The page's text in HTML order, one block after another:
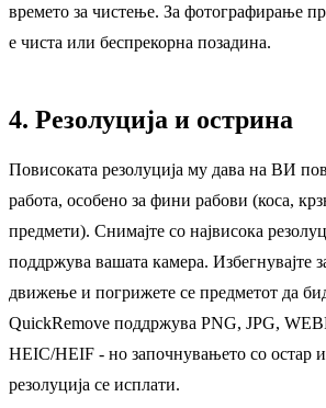
времето за чистење. За фотографирање
е чиста или беспрекорна позадина.
4. Резолуција и острина
Повисоката резолуција му дава на ВИ
работа, особено за фини рабови (коса,
предмети). Снимајте со највисока
поддржува вашата камера. Избегнувајте
движење и погрижете се предметот да
QuickRemove поддржува PNG, JPG,
HEIC/HEIF - но започнувањето со остар
резолуција се исплати.